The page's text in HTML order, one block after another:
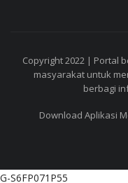
Copyright 2022 | Portal
masyarakat untuk
berbagi
Download Aplikasi
G-S6FP071P55